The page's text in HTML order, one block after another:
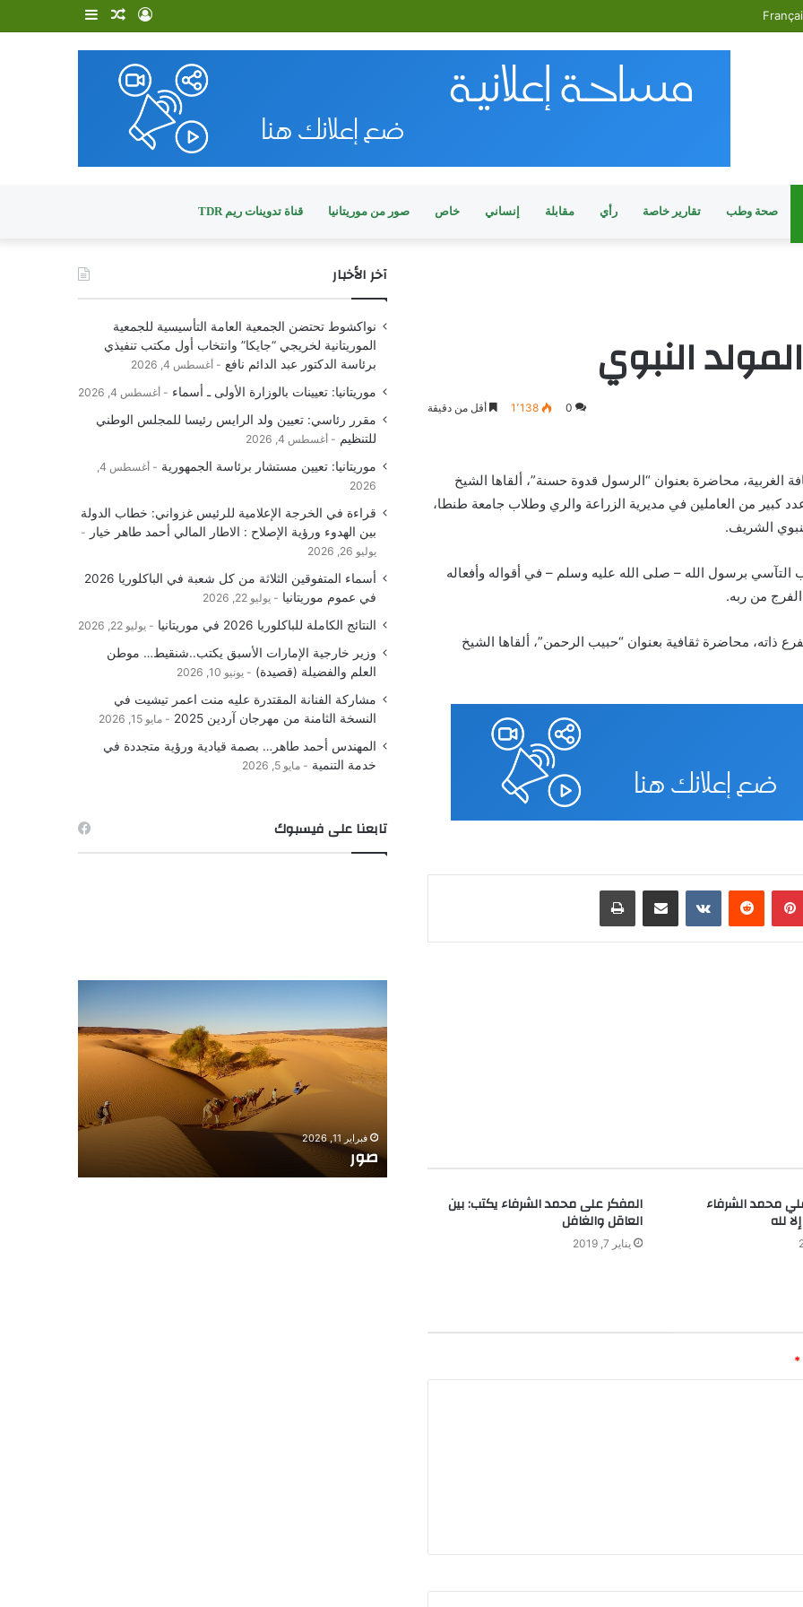
إضافة
عمود
مقال
عشوائي
تسجيل
الدخول
صحة وطب تقارير خاصة رأي مقابلة إنساني خاص صور من موريتانيا قناة تدوينات ريم TDR
النبوي
0 1٬138 أقل من دقيقة
الغربية، محاضرة بعنوان “الرسول قدوة حسنة”، ألقاها الشيخ
كبير من العاملين في مديرية الزراعة والري وطلاب جامعة طنطا،
الشريف.
التآسي برسول الله – صلى الله عليه وسلم – في أقواله وأفعاله
من ربه.
ذاته، محاضرة ثقافية بعنوان “حبيب الرحمن”، ألقاها الشيخ
بينتيريست مشاركة عبر البريد طباعة
محمد الشرفاء
لله
المفكر على محمد الشرفاء يكتب: بين
العاقل والغافل
يناير 7, 2019
*
آخر الأخبار
نواكشوط تحتضن الجمعية العامة التأسيسية للجمعية
الموريتانية لخريجي “جايكا” وانتخاب أول مكتب تنفيذي
برئاسة الدكتور عبد الدائم نافع
أغسطس 4, 2026
موريتانيا: تعيينات بالوزارة الأولى ـ أسماء أغسطس 4, 2026
مقرر رئاسي: تعيين ولد الرايس رئيسا للمجلس الوطني
للتنظيم
أغسطس 4, 2026
موريتانيا: تعيين مستشار برئاسة الجمهورية
أغسطس 4,
2026
قراءة في الخرجة الإعلامية للرئيس غزواني: خطاب الدولة
بين الهدوء ورؤية الإصلاح : الاطار المالي أحمد طاهر خيار
يوليو 26, 2026
أسماء المتفوقين الثلاثة من كل شعبة في الباكلوريا 2026
في عموم موريتانيا
يوليو 22, 2026
النتائج الكاملة للباكلوريا 2026 في موريتانيا يوليو 22, 2026
وزير خارجية الإمارات الأسبق يكتب..شنقيط… موطن
العلم والفضيلة (قصيدة)
يونيو 10, 2026
مشاركة الفنانة المقتدرة عليه منت اعمر تيشيت في
النسخة الثامنة من مهرجان آردين 2025
مايو 15, 2026
المهندس أحمد طاهر… بصمة قيادية ورؤية متجددة في
خدمة التنمية
مايو 5, 2026
تابعنا على فيسبوك
فبراير 11, 2026
صور
الصيد